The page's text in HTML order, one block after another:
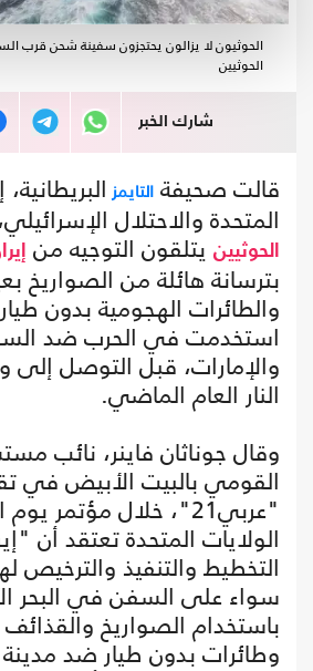
الحوثيون لا يزالون يحتجزون سفينة شحن قرب
الحوثيين
شارك الخبر
قالت صحيفة التايمز
المتحدة والاحتلال
الحوثيين يتلقون التوجيه من
بترسانة هائلة من الصواريخ
والطائرات الهجومية بدون
استخدمت في الحرب ضد
والإمارات، قبل التوصل
النار العام الماضي.
وقال جوناثان فاينر، نائب
القومي بالبيت الأبيض في
"عربي21"، خلال مؤتمر
الولايات المتحدة تعتقد أن
التخطيط والتنفيذ والترخيص
سواء على السفن في البحر
باستخدام الصواريخ والقذائف
وطائرات بدون طيار ضد